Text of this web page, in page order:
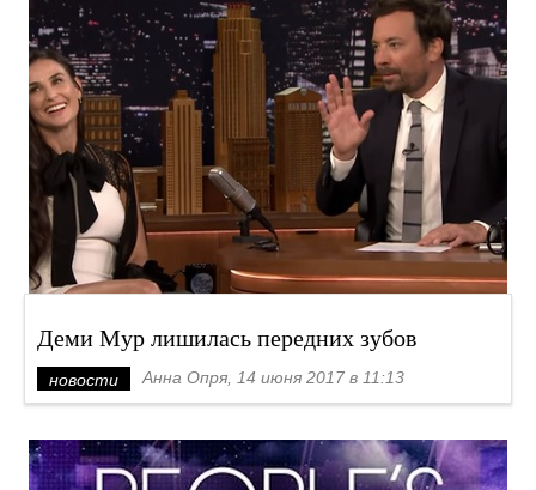
Деми Мур лишилась передних зубов
новости Анна Опря, 14 июня 2017 в 11:13